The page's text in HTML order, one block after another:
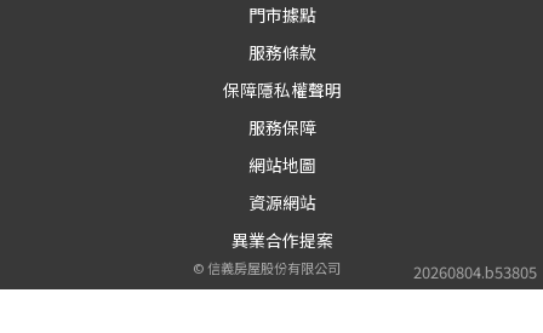
20260804.b53805
門市據點
服務條款
保障隱私權聲明
服務保障
網站地圖
資源網站
異業合作提案
©信義房屋股份有限公司